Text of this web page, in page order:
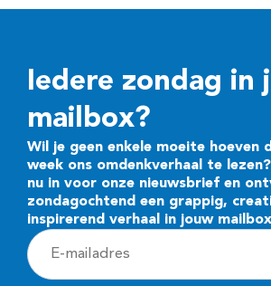
Iedere zondag in
mailbox?
Wil je geen enkele moeite hoeven
week ons omdenkverhaal te
nu in voor onze nieuwsbrief en
zondagochtend een grappig,
inspirerend verhaal in jouw
E
-